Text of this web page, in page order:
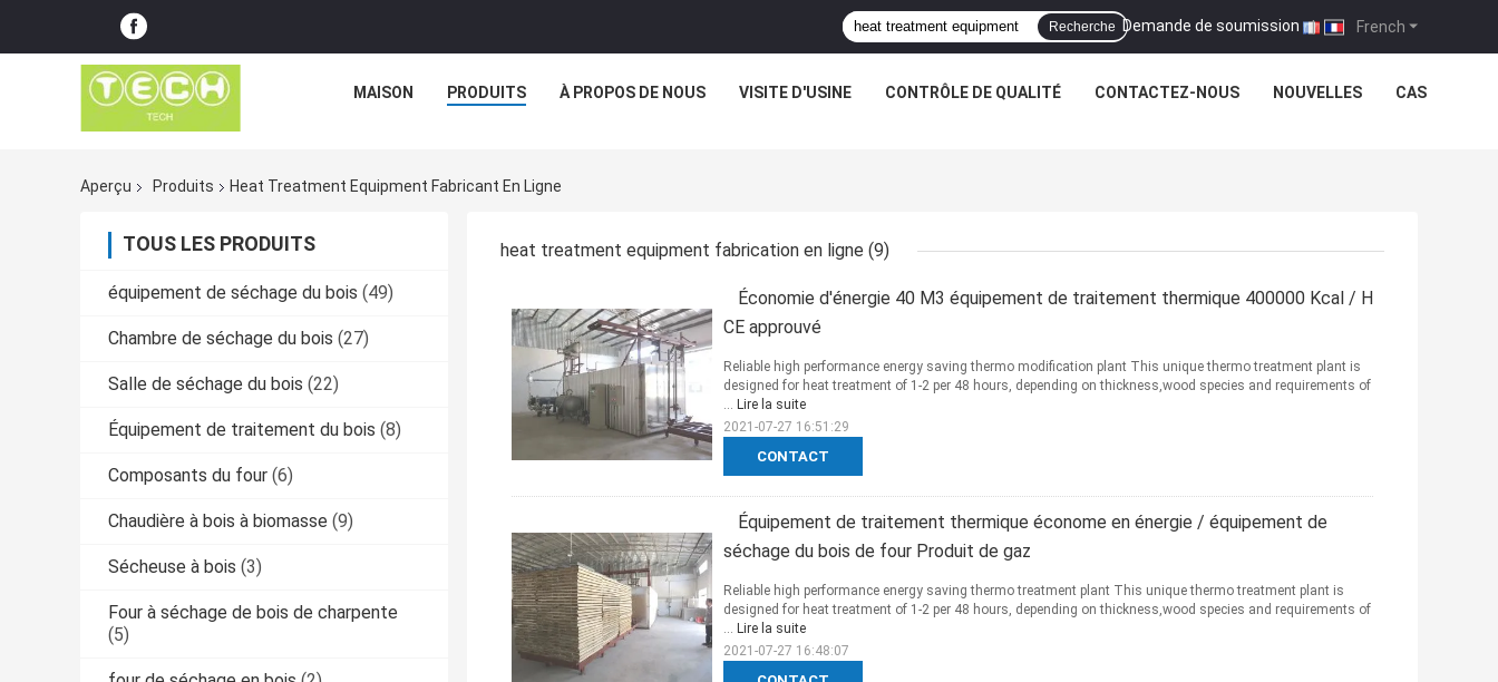
French
Demande de soumission |
Recherche
MAISON PRODUITS À PROPOS DE NOUS VISITE D'USINE CONTRÔLE DE QUALITÉ CONTACTEZ-NOUS NOUVELLES CAS
Aperçu Produits Heat Treatment Equipment Fabricant En Ligne
TOUS LES PRODUITS
équipement de séchage du bois (49)
Chambre de séchage du bois (27)
Salle de séchage du bois (22)
Équipement de traitement du bois (8)
Composants du four (6)
Chaudière à bois à biomasse (9)
Sécheuse à bois (3)
Four à séchage de bois de charpente
(5)
heat treatment equipment fabrication en ligne (9)
Économie d'énergie 40 M3 équipement de traitement thermique 400000 Kcal / H
CE approuvé
CONTACT
Reliable high performance energy saving thermo modification plant This unique thermo treatment plant is
designed for heat treatment of 1-2 per 48 hours, depending on thickness,wood species and requirements of
... Lire la suite
2021-07-27 16:51:29
Équipement de traitement thermique économe en énergie / équipement de
séchage du bois de four Produit de gaz
Reliable high performance energy saving thermo treatment plant This unique thermo treatment plant is
designed for heat treatment of 1-2 per 48 hours, depending on thickness,wood species and requirements of
... Lire la suite
2021-07-27 16:48:07